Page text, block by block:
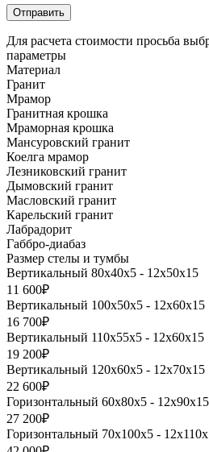
Для расчета стоимости просьба
параметры
Материал
Гранит
Мрамор
Гранитная крошка
Мраморная крошка
Мансуровский гранит
Коелга мрамор
Лезниковский гранит
Дымовский гранит
Масловский гранит
Карельский гранит
Лабрадорит
Габбро-диабаз
Размер стелы и тумбы
Вертикальный 80х40х5 - 12х50х15
11 600₽
Вертикальный 100х50х5 - 12х60х15
16 700₽
Вертикальный 110х55х5 - 12х60х15
19 200₽
Вертикальный 120х60х5 - 12х70х15
22 600₽
Горизонтальный 60х80х5 - 12х90х15
27 200₽
Горизонтальный 70х100х5 -